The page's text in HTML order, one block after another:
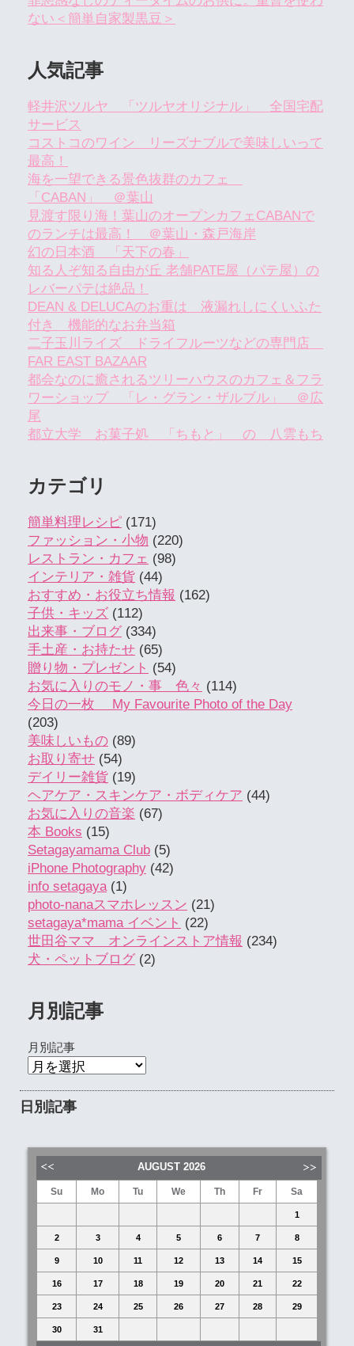
ない＜簡単自家製黒豆＞
人気記事
軽井沢ツルヤ 「ツルヤオリジナル」 全国宅配
サービス
コストコのワイン リーズナブルで美味しいって
最高！
海を一望できる景色抜群のカフェ
「CABAN」 ＠葉山
見渡す限り海！葉山のオープンカフェCABANで
のランチは最高！ ＠葉山・森戸海岸
幻の日本酒 「天下の春」
知る人ぞ知る自由が丘 老舗PATE屋（パテ屋）の
レバーパテは絶品！
DEAN & DELUCAのお重は 液漏れしにくいふた
付き 機能的なお弁当箱
二子玉川ライズ ドライフルーツなどの専門店
FAR EAST BAZAAR
都会なのに癒されるツリーハウスのカフェ＆フラ
ワーショップ 「レ・グラン・ザルブル」 ＠広
尾
都立大学 お菓子処 「ちもと」 の 八雲もち
カテゴリ
簡単料理レシピ (171)
ファッション・小物 (220)
レストラン・カフェ (98)
インテリア・雑貨 (44)
おすすめ・お役立ち情報 (162)
子供・キッズ (112)
出来事・ブログ (334)
手土産・お持たせ (65)
贈り物・プレゼント (54)
お気に入りのモノ・事 色々 (114)
今日の一枚 My Favourite Photo of the Day
(203)
美味しいもの (89)
お取り寄せ (54)
デイリー雑貨 (19)
ヘアケア・スキンケア・ボディケア (44)
お気に入りの音楽 (67)
本 Books (15)
Setagayamama Club (5)
iPhone Photography (42)
info setagaya(1)
photo-nanaスマホレッスン (21)
setagaya*mama イベント (22)
世田谷ママ オンラインストア情報 (234)
犬・ペットブログ (2)
月別記事
月別記事
日別記事
AUGUST 2026
Su Mo Tu We Th Fr Sa
1
2 3 4 5 6 7 8
9 10 11 12 13 14 15
16 17 18 19 20 21 22
23 24 25 26 27 28 29
30 31